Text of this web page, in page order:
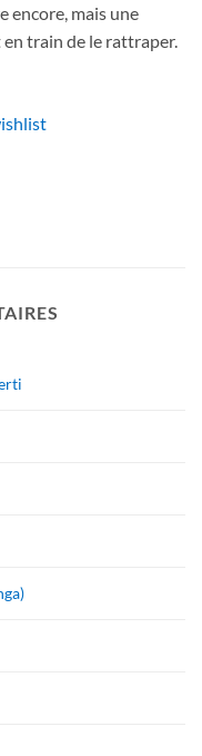
encore, mais une
en train de le rattraper.